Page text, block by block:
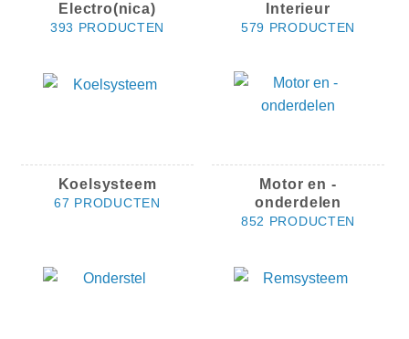
Electro(nica)
393 PRODUCTEN
Interieur
579 PRODUCTEN
Koelsysteem
67 PRODUCTEN
Motor en -
onderdelen
852 PRODUCTEN